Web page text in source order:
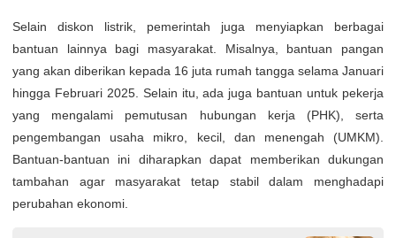
Selain diskon listrik, pemerintah juga menyiapkan berbagai
bantuan lainnya bagi masyarakat. Misalnya, bantuan pangan
yang akan diberikan kepada 16 juta rumah tangga selama Januari
hingga Februari 2025. Selain itu, ada juga bantuan untuk pekerja
yang mengalami pemutusan hubungan kerja (PHK), serta
pengembangan usaha mikro, kecil, dan menengah (UMKM).
Bantuan-bantuan ini diharapkan dapat memberikan dukungan
tambahan agar masyarakat tetap stabil dalam menghadapi
perubahan ekonomi.